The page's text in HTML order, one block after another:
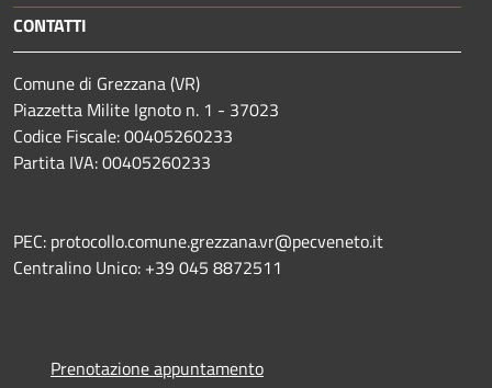
CONTATTI
Comune di Grezzana (VR)
Piazzetta Milite Ignoto n. 1 - 37023
Codice Fiscale: 00405260233
Partita IVA: 00405260233
PEC: protocollo.comune.grezzana.vr@pecveneto.it
Centralino Unico: +39 045 8872511
Prenotazione appuntamento